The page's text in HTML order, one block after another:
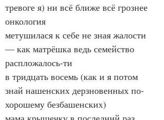
тревоге я) ни всё ближе всё грознее
онкология
метушилася к себе не зная жалости
— как матрёшка ведь семейство
распложалось-ти
в тридцать восемь (как и я потом
знай нашенских дерзновенных по-
хорошему безбашенских)